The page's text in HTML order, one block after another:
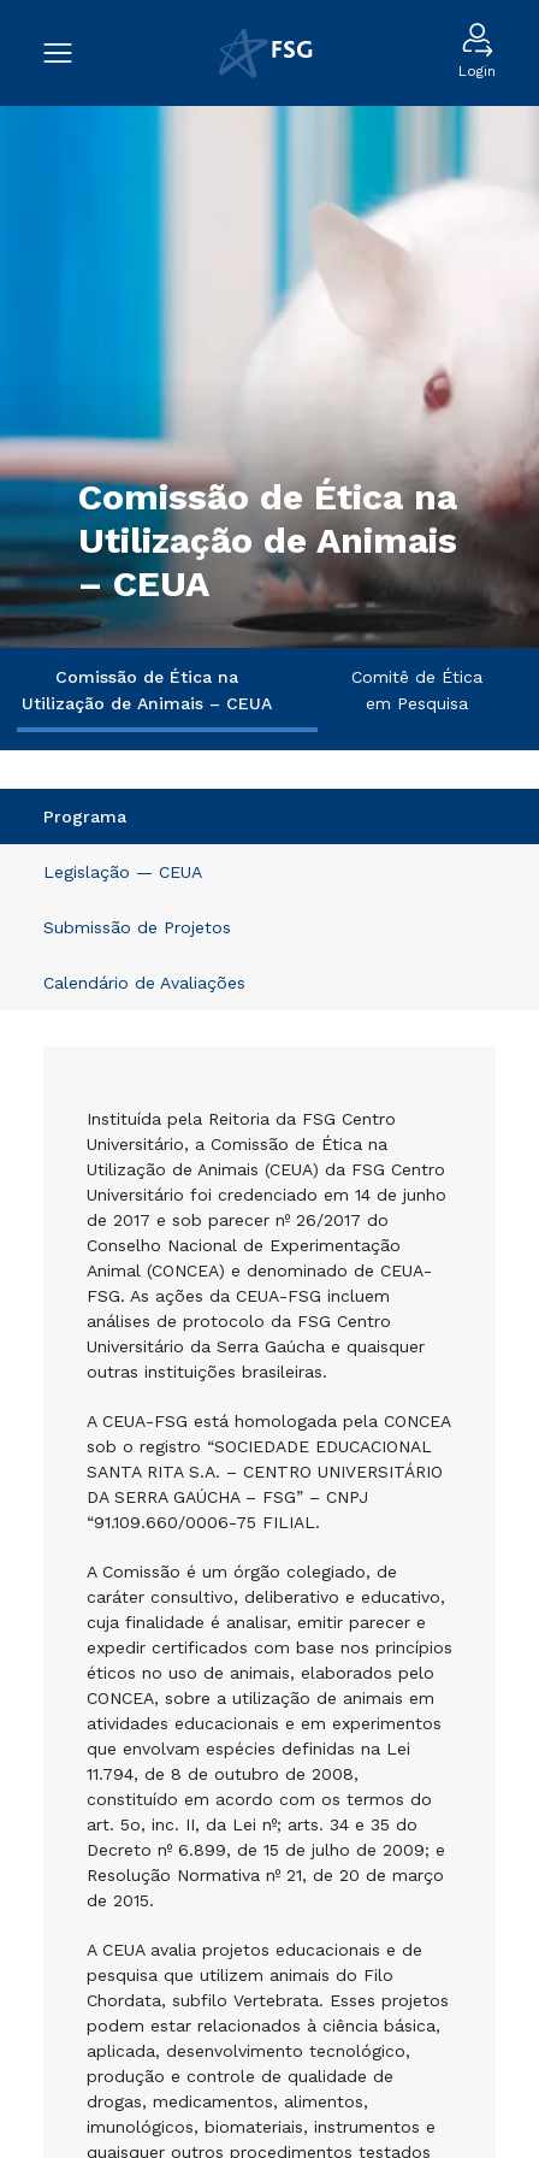
Login
Comissão de Ética na
Utilização de Animais
– CEUA
Comissão de Ética na
Utilização de Animais – CEUA
Comitê de Ética
em Pesquisa
Programa
Legislação — CEUA
Submissão de Projetos
Calendário de Avaliações
Instituída pela Reitoria da FSG Centro
Universitário, a Comissão de Ética na
Utilização de Animais (CEUA) da FSG Centro
Universitário foi credenciado em 14 de junho
de 2017 e sob parecer nº 26/2017 do
Conselho Nacional de Experimentação
Animal (CONCEA) e denominado de CEUA-
FSG. As ações da CEUA-FSG incluem
análises de protocolo da FSG Centro
Universitário da Serra Gaúcha e quaisquer
outras instituições brasileiras.
A CEUA-FSG está homologada pela CONCEA
sob o registro “SOCIEDADE EDUCACIONAL
SANTA RITA S.A. – CENTRO UNIVERSITÁRIO
DA SERRA GAÚCHA – FSG” – CNPJ
“91.109.660/0006-75 FILIAL.
A Comissão é um órgão colegiado, de
caráter consultivo, deliberativo e educativo,
cuja finalidade é analisar, emitir parecer e
expedir certificados com base nos princípios
éticos no uso de animais, elaborados pelo
CONCEA, sobre a utilização de animais em
atividades educacionais e em experimentos
que envolvam espécies definidas na Lei
11.794, de 8 de outubro de 2008,
constituído em acordo com os termos do
art. 5o, inc. II, da Lei nº; arts. 34 e 35 do
Decreto nº 6.899, de 15 de julho de 2009; e
Resolução Normativa nº 21, de 20 de março
de 2015.
A CEUA avalia projetos educacionais e de
pesquisa que utilizem animais do Filo
Chordata, subfilo Vertebrata. Esses projetos
podem estar relacionados à ciência básica,
aplicada, desenvolvimento tecnológico,
produção e controle de qualidade de
drogas, medicamentos, alimentos,
imunológicos, biomateriais, instrumentos e
quaisquer outros procedimentos testados